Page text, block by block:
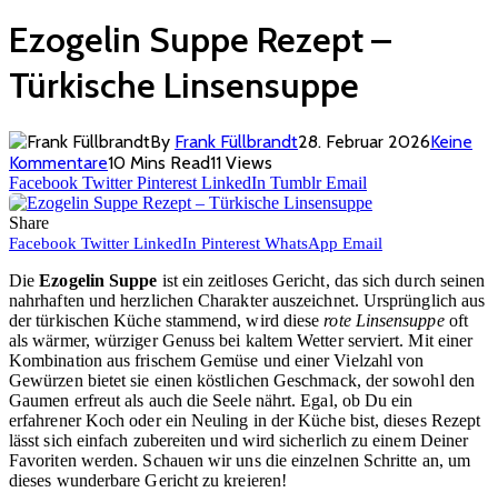
Ezogelin Suppe Rezept –
Türkische Linsensuppe
By Frank Füllbrandt28. Februar 2026Keine
Kommentare10 Mins Read11 Views
Facebook Twitter Pinterest LinkedIn Tumblr Email
Share
Facebook Twitter LinkedIn Pinterest WhatsApp Email
DieEzogelin Suppe ist ein zeitloses Gericht, das sich durch seinen
nahrhaften und herzlichen Charakter auszeichnet. Ursprünglich aus
der türkischen Küche stammend, wird dieserote Linsensuppeoft
als wärmer, würziger Genuss bei kaltem Wetter serviert. Mit einer
Kombination aus frischem Gemüse und einer Vielzahl von
Gewürzen bietet sie einen köstlichen Geschmack, der sowohl den
Gaumen erfreut als auch die Seele nährt. Egal, ob Du ein
erfahrener Koch oder ein Neuling in der Küche bist, dieses Rezept
lässt sich einfach zubereiten und wird sicherlich zu einem Deiner
Favoriten werden. Schauen wir uns die einzelnen Schritte an, um
dieses wunderbare Gericht zu kreieren!